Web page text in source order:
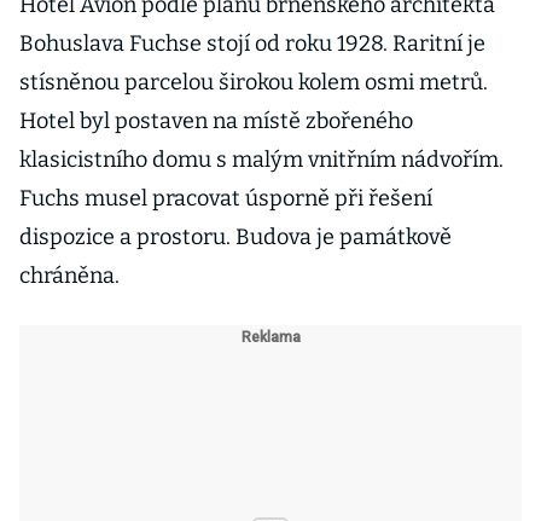
Bohuslava Fuchse stojí od roku 1928. Raritní je
stísněnou parcelou širokou kolem osmi metrů.
Hotel byl postaven na místě zbořeného
klasicistního domu s malým vnitřním nádvořím.
Fuchs musel pracovat úsporně při řešení
dispozice a prostoru. Budova je památkově
chráněna.